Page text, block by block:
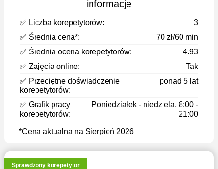
informacje
✅ Liczba korepetytorów:
3
✅ Średnia cena*:
70 zł/60 min
✅ Średnia ocena korepetytorów:
4.93
✅ Zajęcia online:
Tak
✅ Przeciętne doświadczenie
korepetytorów:
ponad 5 lat
✅ Grafik pracy
korepetytorów:
Poniedziałek - niedziela, 8:00 -
21:00
*Cena aktualna na Sierpień 2026
Sprawdzony korepetytor